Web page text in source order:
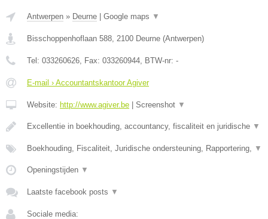
Antwerpen » Deurne Google maps ▼
Bisschoppenhoflaan 588, 2100 Deurne (Antwerpen)
Tel: 033260626, Fax: 033260944, BTW-nr: -
E-mail › Accountantskantoor Agiver
Website: http://www.agiver.be Screenshot ▼
Excellentie in boekhouding, accountancy, fiscaliteit en juridische ▼
Boekhouding, Fiscaliteit, Juridische ondersteuning, Rapportering, ▼
Openingstijden ▼
Laatste facebook posts ▼
Sociale media: